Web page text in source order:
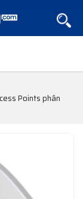
Points phân